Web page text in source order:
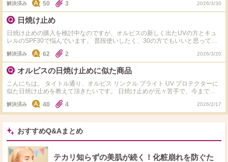
→「下地としても使えます」なので、ファンデのフィット感など下地効果が低
め ※マキアージュのような皮脂抑制、テカリ防止系下地は苦手なので、それ以
外でお願いします。 ※カバーマークのデイクリームは下地ではないので、除外
でお願いします。
解決済み 50 3 2026/3/30
日焼け止め
日焼け止めの購入を検討中なのですが、オルビスの新しく出たUVの方とキュ
レルのSPF30で悩んでいます。 普段使いしたく、30の方でもいいと思ってい
るのですが、新しい方の紫外線を浴びるたびに膜が厚くなるという機能に惹か
れています。 お値段的にはキュレルが良心的だと思うのですが、どちらが良
いと思いますか？ アドバイスお願いします！ キュレルの方の商品タグが検索
に引っ掛からなかったため、商品名をこちらに書かせていただきます。 キュ
レル 潤浸保湿 UVエッセンス 50g
解決済み 62 2 2026/3/20
オルビスの日焼け止めに似た商品
こんにちは。 タイトル通り、オルビス リンクル ブライト UV プロテクターに
似た日焼け止めを教えて頂きたいです。 日焼け止めが元々苦手で、今まで使
えたものはランコムのエクスペールとこのオルビスの日焼け止めのみです。
ただオルビスの日焼け止めは汗に弱いことと、ベースメイクをほぼしない為、
シミが出来てしまいました。 ランコムのエクスペールはとても使い心地が良
く焼けない安心がありますが、値段が高すぎて手を出せず... やはり使い心地と
しっかりとした日焼け止め効果の両方を求めるのは無理でしょうか？ 何か良
い日焼け止めをご存知の方がいれば教えて頂けると幸いです。 使ってみてダ
メだった物を記載します。 RMK フェイスプロテクター エンハンスト リサー
ジ UV プロテクターパーフェクト ラロッシュポゼ
解決済み 40 4 2026/2/17
おすすめQ&Aまとめ
テカリ知らずの美肌が続く！化粧崩れを防ぐた